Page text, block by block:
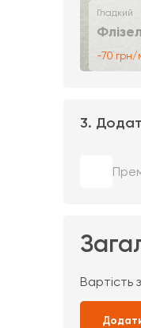
Гладкий
-70 грн/
3.
Вартість